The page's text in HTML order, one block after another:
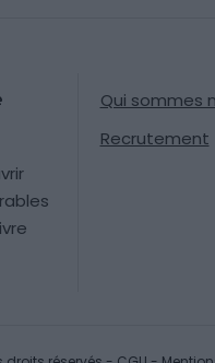
Qui sommes
Recrutement